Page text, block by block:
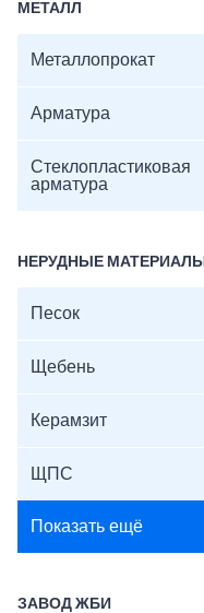
МЕТАЛЛ
Металлопрокат
Арматура
Стеклопластиковая
арматура
НЕРУДНЫЕ МАТЕРИАЛЫ
Песок
Щебень
Керамзит
ЩПС
Показать ещё
ЗАВОД ЖБИ